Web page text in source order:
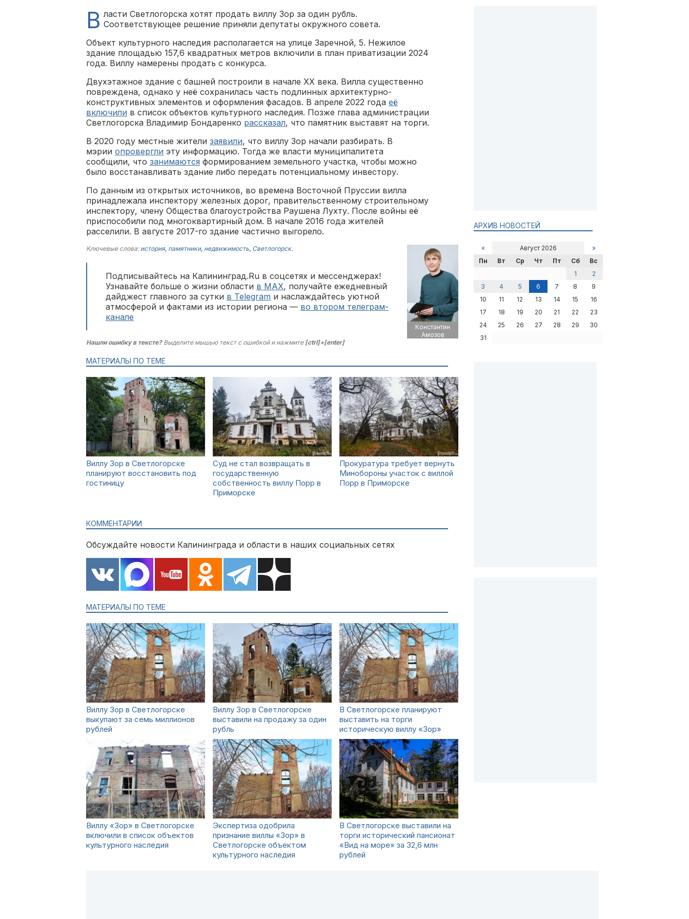
В ласти Светлогорска хотят продать виллу Зор за один рубль.
Соответствующее решение приняли депутаты окружного совета.
Объект культурного наследия располагается на улице Заречной, 5. Нежилое
здание площадью 157,6 квадратных метров включили в план приватизации 2024
года. Виллу намерены продать с конкурса.
Двухэтажное здание с башней построили в начале XX века. Вилла существенно
повреждена, однако у неё сохранилась часть подлинных архитектурно-
конструктивных элементов и оформления фасадов. В апреле 2022 года её
включили в список объектов культурного наследия. Позже глава администрации
Светлогорска Владимир Бондаренко рассказал, что памятник выставят на торги.
В 2020 году местные жители заявили, что виллу Зор начали разбирать. В
мэрии опровергли эту информацию. Тогда же власти муниципалитета
сообщили, что занимаются формированием земельного участка, чтобы можно
было восстанавливать здание либо передать потенциальному инвестору.
По данным из открытых источников, во времена Восточной Пруссии вилла
принадлежала инспектору железных дорог, правительственному строительному
инспектору, члену Общества благоустройства Раушена Лухту. После войны её
приспособили под многоквартирный дом. В начале 2016 года жителей
расселили. В августе 2017-го здание частично выгорело.
Константин
Амозов
Ключевые слова: история, памятники, недвижимость, Светлогорск.
Подписывайтесь на Калининград.Ru в соцсетях и мессенджерах!
Узнавайте больше о жизни области в MAX, получайте ежедневный
дайджест главного за сутки в Telegram и наслаждайтесь уютной
атмосферой и фактами из истории региона — во втором телеграм-
канале
Нашли ошибку в тексте?Выделите мышью текст с ошибкой и нажмите [ctrl]+[enter]
МАТЕРИАЛЫ ПО ТЕМЕ
Виллу Зор в Светлогорске
планируют восстановить под
гостиницу
Суд не стал возвращать в
государственную
собственность виллу Порр в
Приморске
Прокуратура требует вернуть
Минобороны участок с виллой
Порр в Приморске
КОММЕНТАРИИ
Обсуждайте новости Калининграда и области в наших социальных сетях
МАТЕРИАЛЫ ПО ТЕМЕ
Виллу Зор в Светлогорске
выкупают за семь миллионов
рублей
Виллу Зор в Светлогорске
выставили на продажу за один
рубль
В Светлогорске планируют
выставить на торги
историческую виллу «Зор»
Виллу «Зор» в Светлогорске
включили в список объектов
культурного наследия
Экспертиза одобрила
признание виллы «Зор» в
Светлогорске объектом
культурного наследия
В Светлогорске выставили на
торги исторический пансионат
«Вид на море» за 32,6 млн
рублей
АРХИВ НОВОСТЕЙ
« Август 2026
»
Пн
Вт Ср Чт Пт Сб
Вс
1
2
3
4 5 6 7 8
9
10
11 12 13 14 15
16
17
18 19 20 21 22
23
24
25 26 27 28 29
30
31